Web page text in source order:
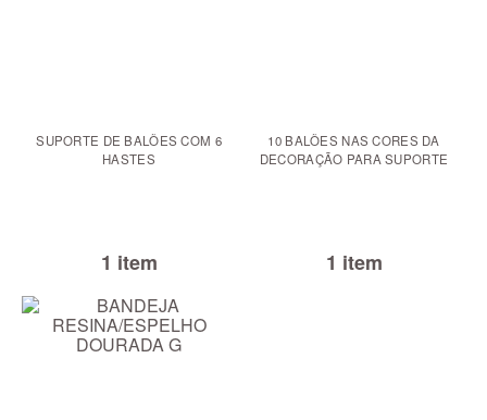
SUPORTE DE BALÕES COM 6
HASTES
1 item
10 BALÕES NAS CORES DA
DECORAÇÃO PARA SUPORTE
1 item